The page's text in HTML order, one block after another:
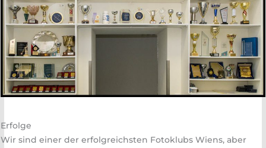
Erfolge
Wir sind einer der erfolgreichsten Fotoklubs Wiens, aber